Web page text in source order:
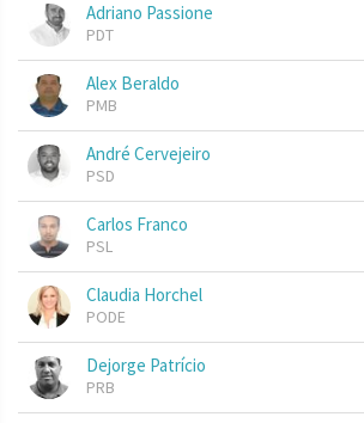
Adriano Passione
PDT
Alex Beraldo
PMB
André Cervejeiro
PSD
Carlos Franco
PSL
Claudia Horchel
PODE
Dejorge Patrício
PRB